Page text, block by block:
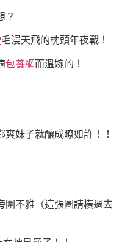
？
毛漫天飛的枕頭年夜戰！
包養網而溫婉的！
妹子就釀成瞭如許！！
圍不雅（這張圖請橫過去